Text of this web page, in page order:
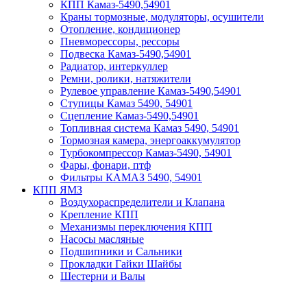
КПП Камаз-5490,54901
Краны тормозные, модуляторы, осушители
Отопление, кондиционер
Пневморессоры, рессоры
Подвеска Камаз-5490,54901
Радиатор, интеркуллер
Ремни, ролики, натяжители
Рулевое управление Камаз-5490,54901
Ступицы Камаз 5490, 54901
Сцепление Камаз-5490,54901
Топливная система Камаз 5490, 54901
Тормозная камера, энергоаккумулятор
Турбокомпрессор Камаз-5490, 54901
Фары, фонари, птф
Фильтры КАМАЗ 5490, 54901
КПП ЯМЗ
Воздухораспределители и Клапана
Крепление КПП
Механизмы переключения КПП
Насосы масляные
Подшипники и Сальники
Прокладки Гайки Шайбы
Шестерни и Валы